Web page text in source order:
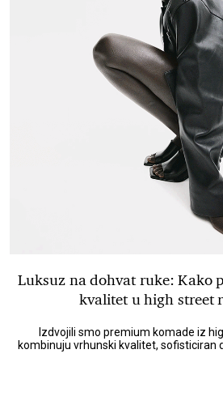
Luksuz na dohvat ruke: Kako
kvalitet u high street
Izdvojili smo premium komade iz
kombinuju vrhunski kvalitet, sofisticiran